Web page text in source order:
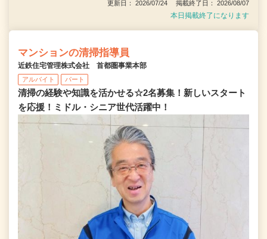
更新日： 2026/07/24 掲載終了日： 2026/08/07
本日掲載終了になります
マンションの清掃指導員
近鉄住宅管理株式会社 首都圏事業本部
アルバイト パート
清掃の経験や知識を活かせる☆2名募集！新しいスタート
を応援！ミドル・シニア世代活躍中！